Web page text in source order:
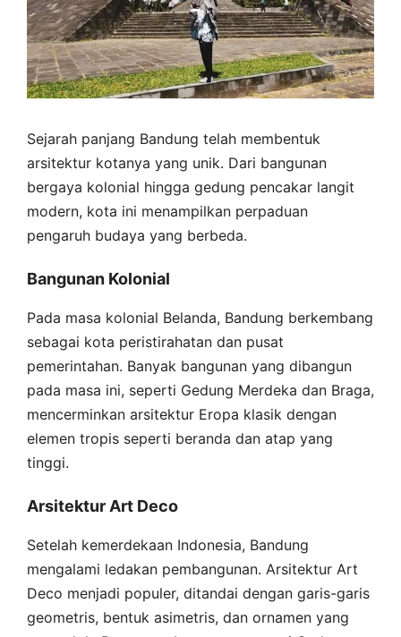
Sejarah panjang Bandung telah membentuk
arsitektur kotanya yang unik. Dari bangunan
bergaya kolonial hingga gedung pencakar langit
modern, kota ini menampilkan perpaduan
pengaruh budaya yang berbeda.
Bangunan Kolonial
Pada masa kolonial Belanda, Bandung berkembang
sebagai kota peristirahatan dan pusat
pemerintahan. Banyak bangunan yang dibangun
pada masa ini, seperti Gedung Merdeka dan Braga,
mencerminkan arsitektur Eropa klasik dengan
elemen tropis seperti beranda dan atap yang
tinggi.
Arsitektur Art Deco
Setelah kemerdekaan Indonesia, Bandung
mengalami ledakan pembangunan. Arsitektur Art
Deco menjadi populer, ditandai dengan garis-garis
geometris, bentuk asimetris, dan ornamen yang